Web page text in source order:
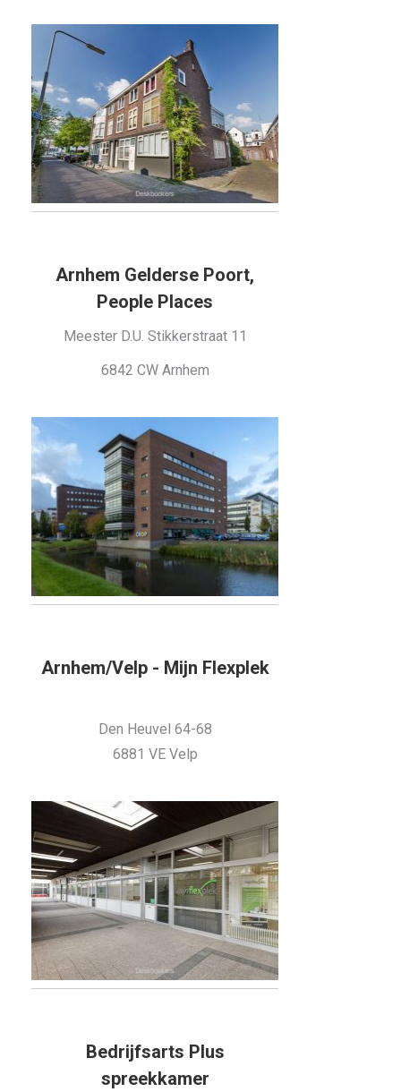
Arnhem Gelderse Poort,
People Places
Meester D.U. Stikkerstraat 11
6842 CW Arnhem
Arnhem/Velp - Mijn Flexplek
Den Heuvel 64-68
6881 VE Velp
Bedrijfsarts Plus
spreekkamer